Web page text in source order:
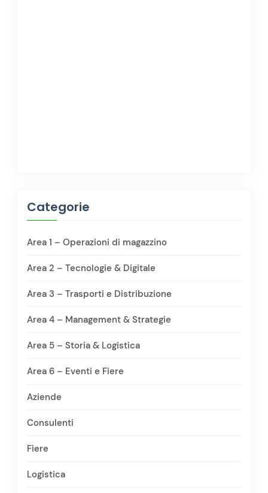
Categorie
Area 1 – Operazioni di magazzino
Area 2 – Tecnologie & Digitale
Area 3 – Trasporti e Distribuzione
Area 4 – Management & Strategie
Area 5 – Storia & Logistica
Area 6 – Eventi e Fiere
Aziende
Consulenti
Fiere
Logistica